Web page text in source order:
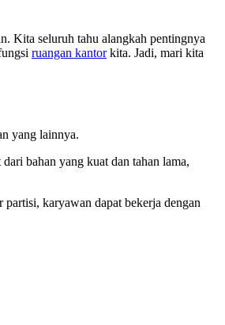
Kita seluruh tahu alangkah pentingnya
ruangan kantorkita. Jadi, mari kita
yang lainnya.
bahan yang kuat dan tahan lama,
karyawan dapat bekerja dengan